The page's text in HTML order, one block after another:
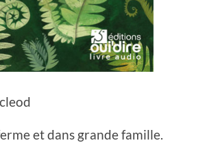
et dans grande famille.